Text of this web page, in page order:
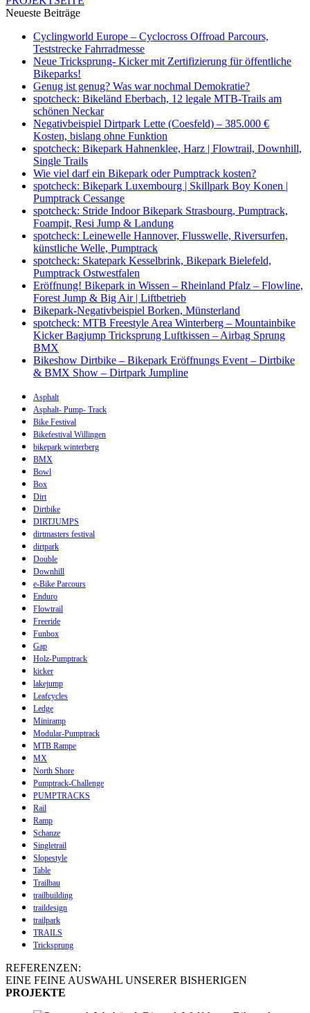
Neueste Beiträge
Cyclingworld Europe – Cyclocross Offroad Parcours,
Teststrecke Fahrradmesse
Neue Tricksprung- Kicker mit Zertifizierung für öffentliche
Bikeparks!
Genug ist genug? Was war nochmal Demokratie?
spotcheck: Bikeländ Eberbach, 12 legale MTB-Trails am
schönen Neckar
Negativbeispiel Dirtpark Lette (Coesfeld) – 385.000 €
Kosten, bislang ohne Funktion
spotcheck: Bikepark Hahnenklee, Harz | Flowtrail, Downhill,
Single Trails
Wie viel darf ein Bikepark oder Pumptrack kosten?
spotcheck: Bikepark Luxembourg | Skillpark Boy Konen |
Pumptrack Cessange
spotcheck: Stride Indoor Bikepark Strasbourg, Pumptrack,
Foampit, Resi Jump & Landung
spotcheck: Leinewelle Hannover, Flusswelle, Riversurfen,
künstliche Welle, Pumptrack
spotcheck: Skatepark Kesselbrink, Bikepark Bielefeld,
Pumptrack Ostwestfalen
Eröffnung! Bikepark in Wissen – Rheinland Pfalz – Flowline,
Forest Jump & Big Air | Liftbetrieb
Bikepark-Negativbeispiel Borken, Münsterland
spotcheck: MTB Freestyle Area Winterberg – Mountainbike
Kicker Bagjump Tricksprung Luftkissen – Airbag Sprung
BMX
Bikeshow Dirtbike – Bikepark Eröffnungs Event – Dirtbike
& BMX Show – Dirtpark Jumpline
Asphalt
Asphalt- Pump- Track
Bike Festival
Bikefestival Willingen
bikepark winterberg
BMX
Bowl
Box
Dirt
Dirtbike
DIRTJUMPS
dirtmasters festival
dirtpark
Double
Downhill
e-Bike Parcours
Enduro
Flowtrail
Freeride
Funbox
Gap
Holz-Pumptrack
kicker
lakejump
Leafcycles
Ledge
Miniramp
Modular-Pumptrack
MTB Rampe
MX
North Shore
Pumptrack-Challenge
PUMPTRACKS
Rail
Ramp
Schanze
Singletrail
Slopestyle
Table
Trailbau
trailbuilding
traildesign
trailpark
TRAILS
Tricksprung
REFERENZEN:
EINE FEINE AUSWAHL UNSERER BISHERIGEN
PROJEKTE